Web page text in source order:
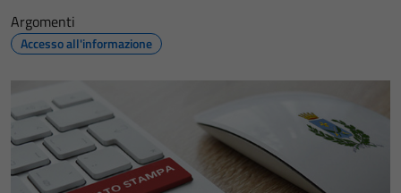
Argomenti
Accesso all'informazione